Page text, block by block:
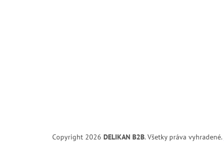
Copyright 2026 DELIKAN B2B. Všetky práva vyhradené.